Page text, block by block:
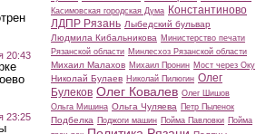
20:43
23:25
Касимовская городская Дума Константиново
ЛДПР Рязань Лыбедский бульвар
Людмила Кибальникова Министерство печати
Рязанской области Минлесхоз Рязанской области
Михаил Малахов Михаил Пронин Мост через Оку
Николай Булаев Николай Пилюгин Олег
Булеков Олег Ковалев Олег Шишов
Ольга Мишина Ольга Чуляева Петр Пыленок
Подбелка Поджоги машин Пойма Павловки Пойма